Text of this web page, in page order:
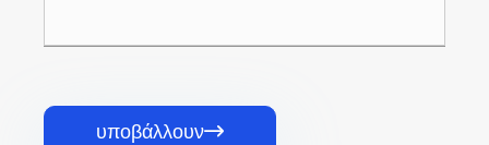
υποβάλλουν